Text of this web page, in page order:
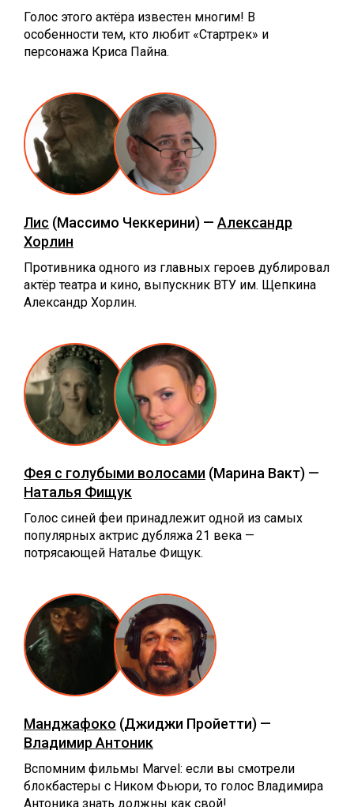
Голос этого актёра известен многим! В
особенности тем, кто любит «Стартрек» и
персонажа Криса Пайна.
Лис (Массимо Чеккерини) — Александр
Хорлин
Противника одного из главных героев дублировал
актёр театра и кино, выпускник ВТУ им. Щепкина
Александр Хорлин.
Фея с голубыми волосами (Марина Вакт) —
Наталья Фищук
Голос синей феи принадлежит одной из самых
популярных актрис дубляжа 21 века —
потрясающей Наталье Фищук.
Манджафоко (Джиджи Пройетти) —
Владимир Антоник
Вспомним фильмы Marvel: если вы смотрели
блокбастеры с Ником Фьюри, то голос Владимира
Антоника знать должны как свой!